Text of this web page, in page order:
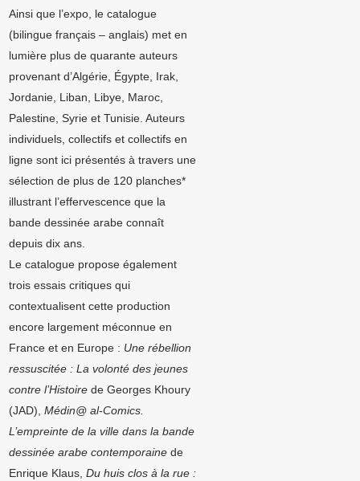
Ainsi que l’expo, le catalogue
(bilingue français – anglais) met en
lumière plus de quarante auteurs
provenant d’Algérie, Égypte, Irak,
Jordanie, Liban, Libye, Maroc,
Palestine, Syrie et Tunisie. Auteurs
individuels, collectifs et collectifs en
ligne sont ici présentés à travers une
sélection de plus de 120 planches*
illustrant l’effervescence que la
bande dessinée arabe connaît
depuis dix ans.
Le catalogue propose également
trois essais critiques qui
contextualisent cette production
encore largement méconnue en
France et en Europe : Une rébellion
ressuscitée : La volonté des jeunes
contre l’Histoire de Georges Khoury
(JAD),Médin@ al-Comics.
L’empreinte de la ville dans la bande
dessinée arabe contemporaine de
Enrique Klaus,Du huis clos à la rue :